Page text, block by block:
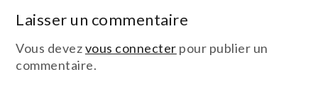
l’article
Laisser un commentaire
Vous devezvous connecter pour publier un
commentaire.